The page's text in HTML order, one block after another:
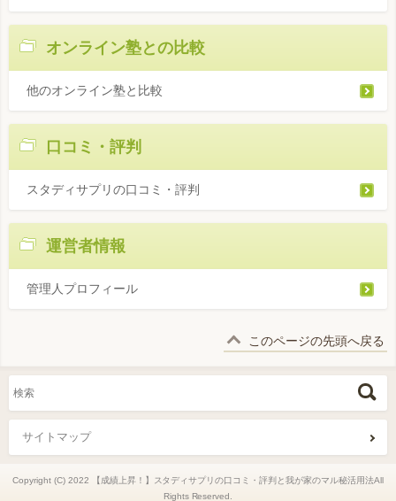
このページの先頭へ戻る
オンライン塾との比較
他のオンライン塾と比較
口コミ・評判
スタディサプリの口コミ・評判
運営者情報
管理人プロフィール
サイトマップ
Copyright (C) 2022 【成績上昇！】スタディサプリの口コミ・評判と我が家のマル秘活用法All
Rights Reserved.